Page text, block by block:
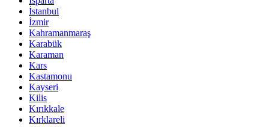
İstanbul
İzmir
Kahramanmaraş
Karabük
Karaman
Kars
Kastamonu
Kayseri
Kilis
Kırıkkale
Kırklareli